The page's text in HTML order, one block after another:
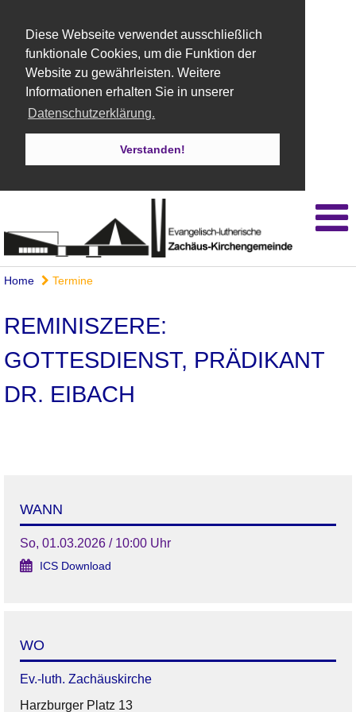
Diese Webseite verwendet ausschließlich
funktionale Cookies, um die Funktion der
Website zu gewährleisten. Weitere
Informationen erhalten Sie in unserer
Datenschutzerklärung.
Verstanden!
Home Termine
REMINISZERE:
GOTTESDIENST, PRÄDIKANT
DR. EIBACH
WANN
So, 01.03.2026 / 10:00 Uhr
ICS Download
WO
Ev.-luth. Zachäuskirche
Harzburger Platz 13